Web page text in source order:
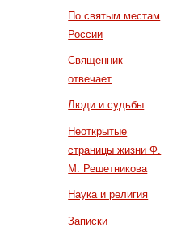
По святым местам
России
Священник
отвечает
Люди и судьбы
Неоткрытые
страницы жизни Ф.
М. Решетникова
Наука и религия
Записки